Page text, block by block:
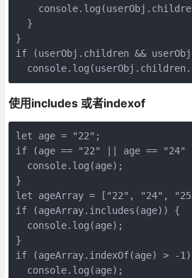
  }
}
if (userObj.children &&
使用includes 或者indexof
let age = "22";
if (age == "22" || age ==
  console.log(age);
}
let ageArray = ["22", "24",
if (ageArray.includes(age)) {
  console.log(age);
}
if (ageArray.indexOf(age) > -
  console.log(age);